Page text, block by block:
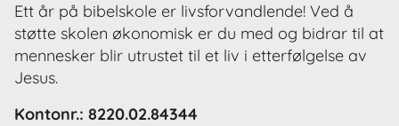
Ett år på bibelskole er livsforvandlende! Ved å
støtte skolen økonomisk er du med og bidrar til at
mennesker blir utrustet til et liv i etterfølgelse av
Jesus.
Kontonr.: 8220.02.84344